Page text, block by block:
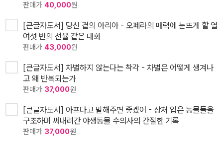
판매가 40,000원
[큰글자도서] 당신 곁의 아리아 - 오페라의 매력에 눈뜨게 할 열
여섯 번의 선율 같은 대화
판매가 43,000원
[큰글자도서] 차별하지 않는다는 착각 - 차별은 어떻게 생겨나
고 왜 반복되는가
판매가 37,000원
[큰글자도서] 아프다고 말해주면 좋겠어 - 상처 입은 동물들을
구조하며 써내려간 야생동물 수의사의 간절한 기록
판매가 37,000원